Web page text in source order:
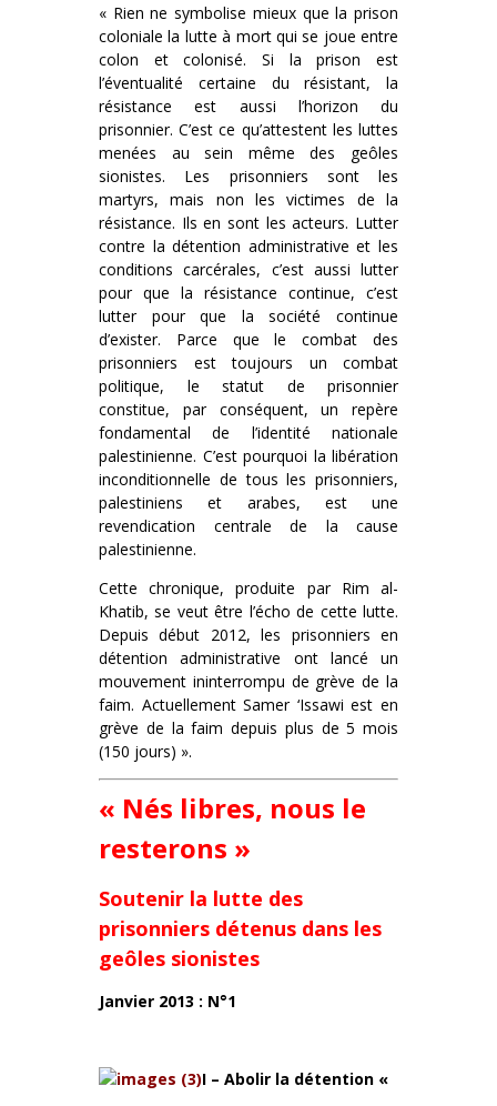
« Rien ne symbolise mieux que la prison
coloniale la lutte à mort qui se joue entre
colon et colonisé. Si la prison est
l’éventualité certaine du résistant, la
résistance est aussi l’horizon du
prisonnier. C’est ce qu’attestent les luttes
menées au sein même des geôles
sionistes. Les prisonniers sont les
martyrs, mais non les victimes de la
résistance. Ils en sont les acteurs. Lutter
contre la détention administrative et les
conditions carcérales, c’est aussi lutter
pour que la résistance continue, c’est
lutter pour que la société continue
d’exister. Parce que le combat des
prisonniers est toujours un combat
politique, le statut de prisonnier
constitue, par conséquent, un repère
fondamental de l’identité nationale
palestinienne. C’est pourquoi la libération
inconditionnelle de tous les prisonniers,
palestiniens et arabes, est une
revendication centrale de la cause
palestinienne.
Cette chronique, produite par Rim al-
Khatib, se veut être l’écho de cette lutte.
Depuis début 2012, les prisonniers en
détention administrative ont lancé un
mouvement ininterrompu de grève de la
faim. Actuellement Samer ‘Issawi est en
grève de la faim depuis plus de 5 mois
(150 jours) ».
« Nés libres, nous le
resterons »
Soutenir la lutte des
prisonniers détenus dans les
geôles sionistes
Janvier 2013 : N°1
I – Abolir la détention «